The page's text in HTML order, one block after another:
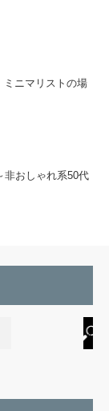
ミニマリストの場
非おしゃれ系50代